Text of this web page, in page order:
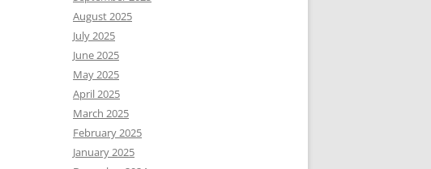
August 2025
July 2025
June 2025
May 2025
April 2025
March 2025
February 2025
January 2025